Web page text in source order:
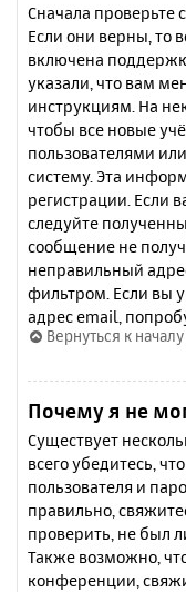
Сначала проверьте
Если они верны, то
включена
указали, что вам
инструкциям. На
чтобы все новые
пользователями
систему. Эта
регистрации. Если
следуйте
сообщение не
неправильный
фильтром. Если вы
адрес email,
Вернуться к началу
Почему я не
Существует
всего убедитесь,
пользователя и
правильно,
проверить, не был
Также возможно,
конференции,